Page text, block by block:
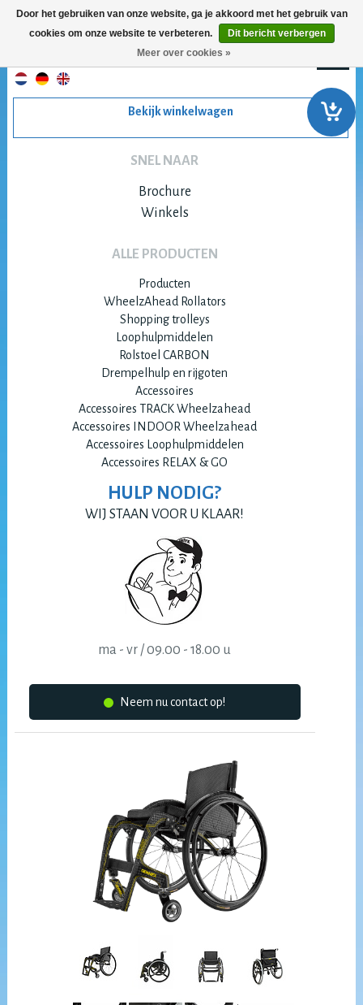
Bekijk winkelwagen
SNEL NAAR
Brochure
Winkels
ALLE PRODUCTEN
Producten
WheelzAhead Rollators
Shopping trolleys
Loophulpmiddelen
Rolstoel CARBON
Drempelhulp en rijgoten
Accessoires
Accessoires TRACK Wheelzahead
Accessoires INDOOR Wheelzahead
Accessoires Loophulpmiddelen
Accessoires RELAX & GO
HULP NODIG?
WIJ STAAN VOOR U KLAAR!
ma - vr / 09.00 - 18.00 u
Neem nu contact op!
Door het gebruiken van onze website, ga je akkoord met het gebruik van
cookies om onze website te verbeteren.
Dit bericht verbergen
Meer over cookies »